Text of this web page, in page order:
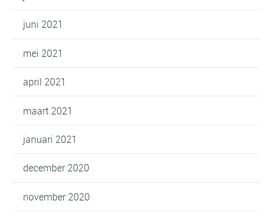
juni 2021
mei 2021
april 2021
maart 2021
januari 2021
december 2020
november 2020